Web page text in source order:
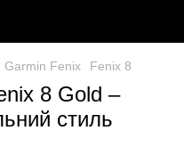
Garmin Fenix Fenix 8
8 Gold –
стиль